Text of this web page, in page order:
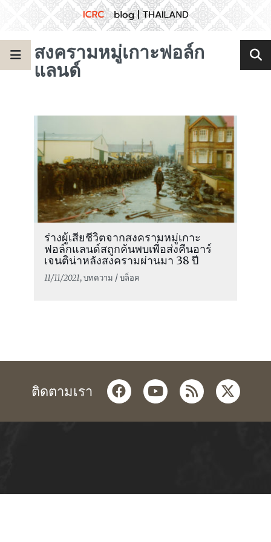
สงครามหมู่เกาะฟอล์ก
แลนด์
ร่างผู้เสียชีวิตจากสงครามหมู่เกาะ
ฟอล์กแลนด์สถูกค้นพบเพื่อส่งคืนอาร์
เจนติน่าหลังสงครามผ่านมา 38 ปี
11/11/2021, บทความ / บล็อค
ติดตามเรา facebookyoutube
rss twitter